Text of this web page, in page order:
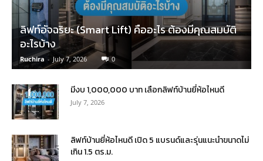
ลิฟท์อัจฉริยะ (Smart Lift) คืออะไร ต้องมีคุณสมบัติ
อะไรบ้าง
Ruchira - July 7, 2026 0
มีงบ 1,000,000 บาท เลือกลิฟท์บ้านยี่ห้อไหนดี
July 7, 2026
ลิฟท์บ้านยี่ห้อไหนดี เปิด 5 แบรนด์และรุ่นแนะนำขนาดไม่
เกิน 1.5 ตร.ม.